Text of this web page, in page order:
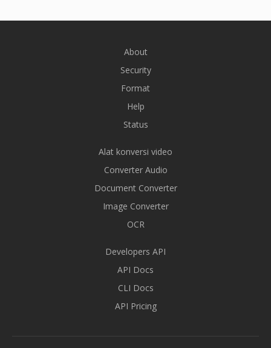
About
Security
Format
Help
Status
Alat konversi video
Converter Audio
Document Converter
Image Converter
OCR
Developers API
API Docs
CLI Docs
API Pricing